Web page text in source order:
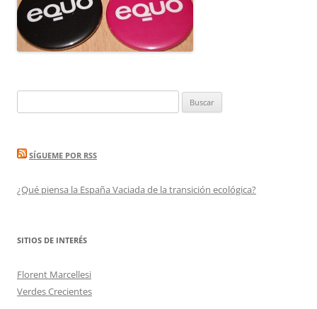
SÍGUEME POR RSS
¿Qué piensa la España Vaciada de la transición ecológica?
SITIOS DE INTERÉS
Florent Marcellesi
Verdes Crecientes